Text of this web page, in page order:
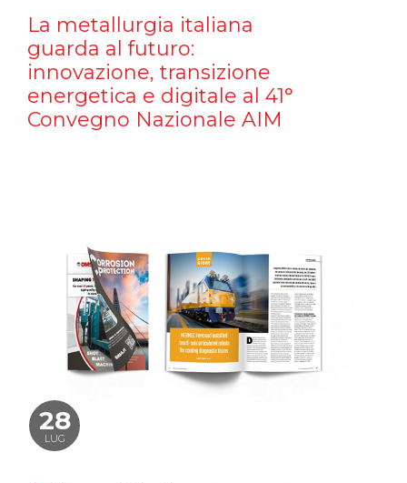
La metallurgia italiana
guarda al futuro:
innovazione, transizione
energetica e digitale al 41°
Convegno Nazionale AIM
28
LUG